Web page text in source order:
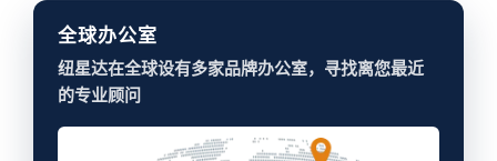
全球办公室
纽星达在全球设有多家品牌办公室，寻找离您最近
的专业顾问